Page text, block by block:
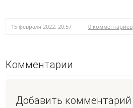
15 февраля 2022, 20:57 0 комментариев
Комментарии
Добавить комментарий